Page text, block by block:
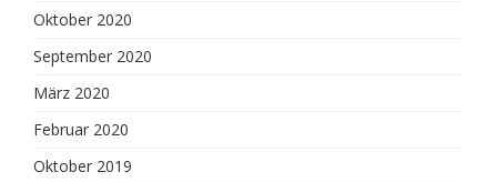
Oktober 2020
September 2020
März 2020
Februar 2020
Oktober 2019